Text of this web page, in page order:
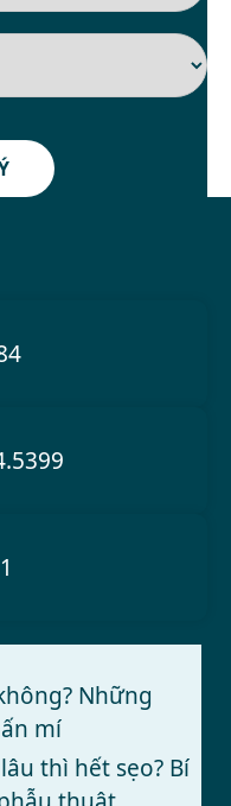
Những
mí
thì hết sẹo? Bí